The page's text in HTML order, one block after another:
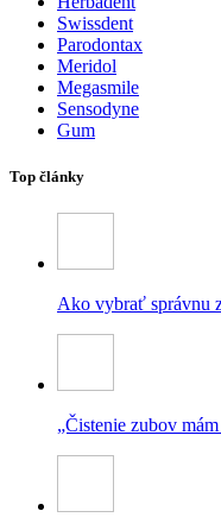
Swissdent
Parodontax
Meridol
Megasmile
Sensodyne
Gum
Top články
Ako vybrať správnu
„Čistenie zubov